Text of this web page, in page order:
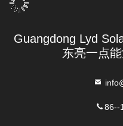
Guangdong Lyd
东亮一点
86--